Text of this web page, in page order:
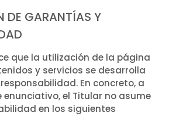
GARANTÍAS Y
que la utilización de la página
y servicios se desarrolla
En concreto, a
el Titular no asume
en los siguientes